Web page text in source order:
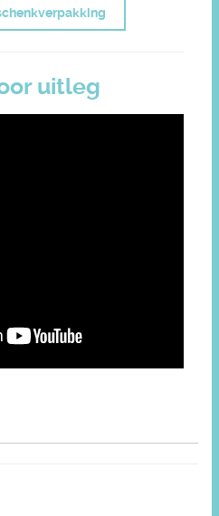
uitleg